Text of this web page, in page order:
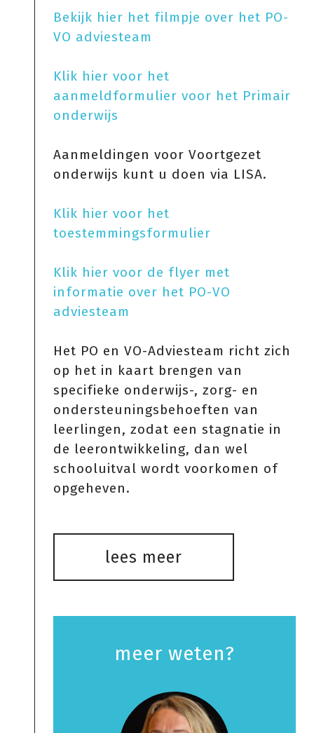
Bekijk hier het filmpje over het PO-
VO adviesteam
Klik hier voor het
aanmeldformulier voor het Primair
onderwijs
Aanmeldingen voor Voortgezet
onderwijs kunt u doen via LISA.
Klik hier voor het
toestemmingsformulier
Klik hier voor de flyer met
informatie over het PO-VO
adviesteam
Het PO en VO-Adviesteam richt zich
op het in kaart brengen van
specifieke onderwijs-, zorg- en
ondersteuningsbehoeften van
leerlingen, zodat een stagnatie in
de leerontwikkeling, dan wel
schooluitval wordt voorkomen of
opgeheven.
lees meer
meer weten?